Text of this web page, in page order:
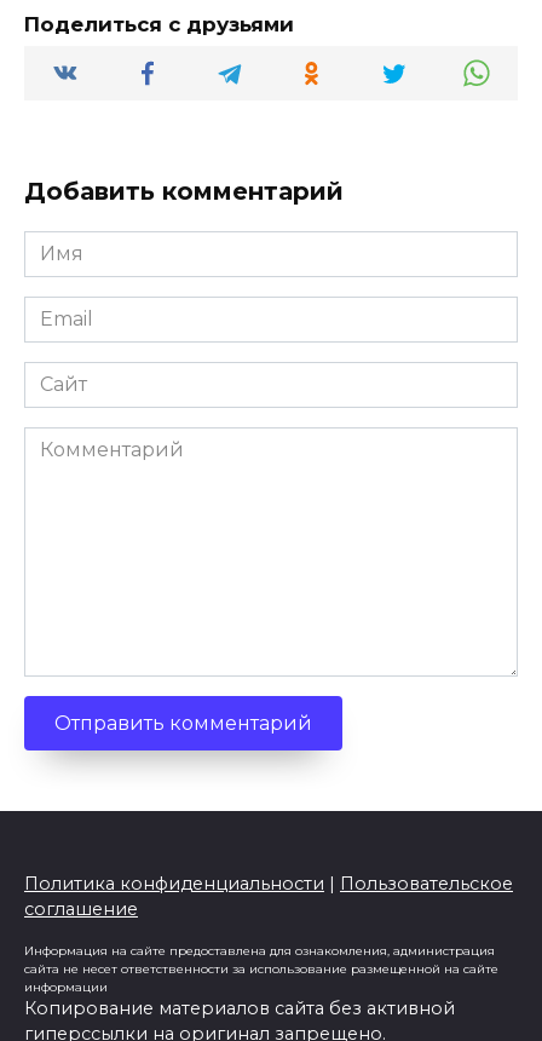
Поделиться с друзьями
Добавить комментарий
Имя
*
Email
*
Сайт
Комментарий
Политика конфиденциальности | Пользовательское
соглашение
Информация на сайте предоставлена для ознакомления, администрация
сайта не несет ответственности за использование размещенной на сайте
информации
Копирование материалов сайта без активной
гиперссылки на оригинал запрещено.